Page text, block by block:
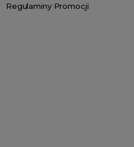
Regulaminy Promocji